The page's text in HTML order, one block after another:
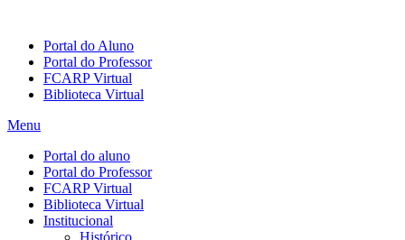
Portal do Aluno
Portal do Professor
FCARP Virtual
Biblioteca Virtual
Menu
Portal do aluno
Portal do Professor
FCARP Virtual
Biblioteca Virtual
Institucional
Histórico